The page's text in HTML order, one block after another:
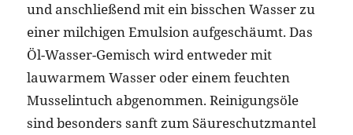
und anschließend mit ein bisschen Wasser zu
einer milchigen Emulsion aufgeschäumt. Das
Öl-Wasser-Gemisch wird entweder mit
lauwarmem Wasser oder einem feuchten
Musselintuch abgenommen. Reinigungsöle
sind besonders sanft zum Säureschutzmantel